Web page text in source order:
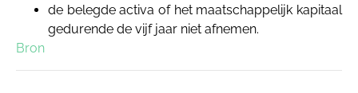
de belegde activa of het maatschappelijk kapitaal
gedurende de vijf jaar niet afnemen.
Bron